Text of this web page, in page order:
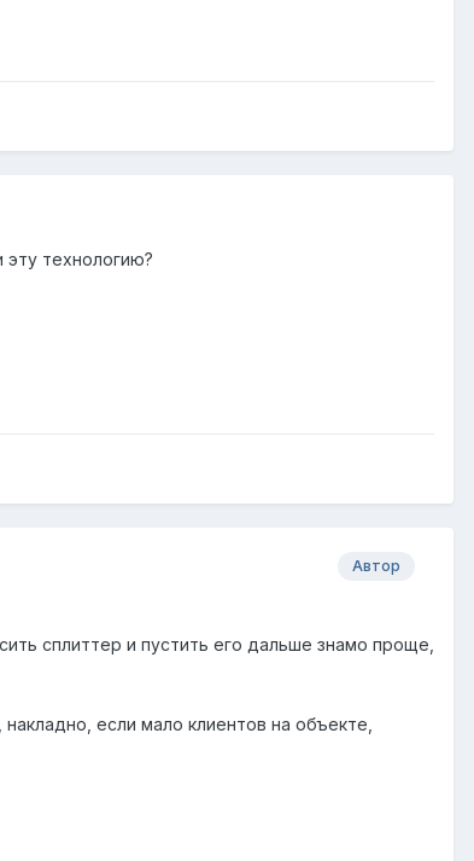
технологию?
Автор
сплиттер и пустить его дальше знамо проще,
если мало клиентов на объекте,